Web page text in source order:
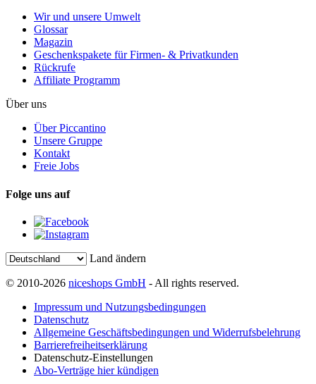
Wir und unsere Umwelt
Glossar
Magazin
Geschenkspakete für Firmen- & Privatkunden
Rückrufe
Affiliate Programm
Über uns
Über Piccantino
Unsere Gruppe
Kontakt
Freie Jobs
Folge uns auf
Land ändern
© 2010-2026 niceshops GmbH - All rights reserved.
Impressum und Nutzungsbedingungen
Datenschutz
Allgemeine Geschäftsbedingungen und Widerrufsbelehrung
Barrierefreiheitserklärung
Datenschutz-Einstellungen
Abo-Verträge hier kündigen